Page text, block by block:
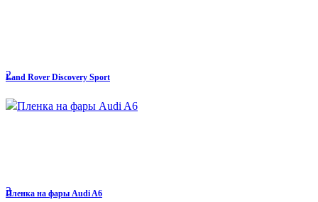
2
Land Rover Discovery Sport
3
Пленка на фары Audi A6